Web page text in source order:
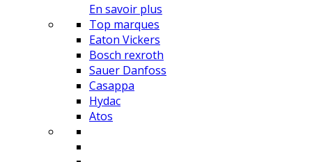
En savoir plus
Top marques
Eaton Vickers
Bosch rexroth
Sauer Danfoss
Casappa
Hydac
Atos